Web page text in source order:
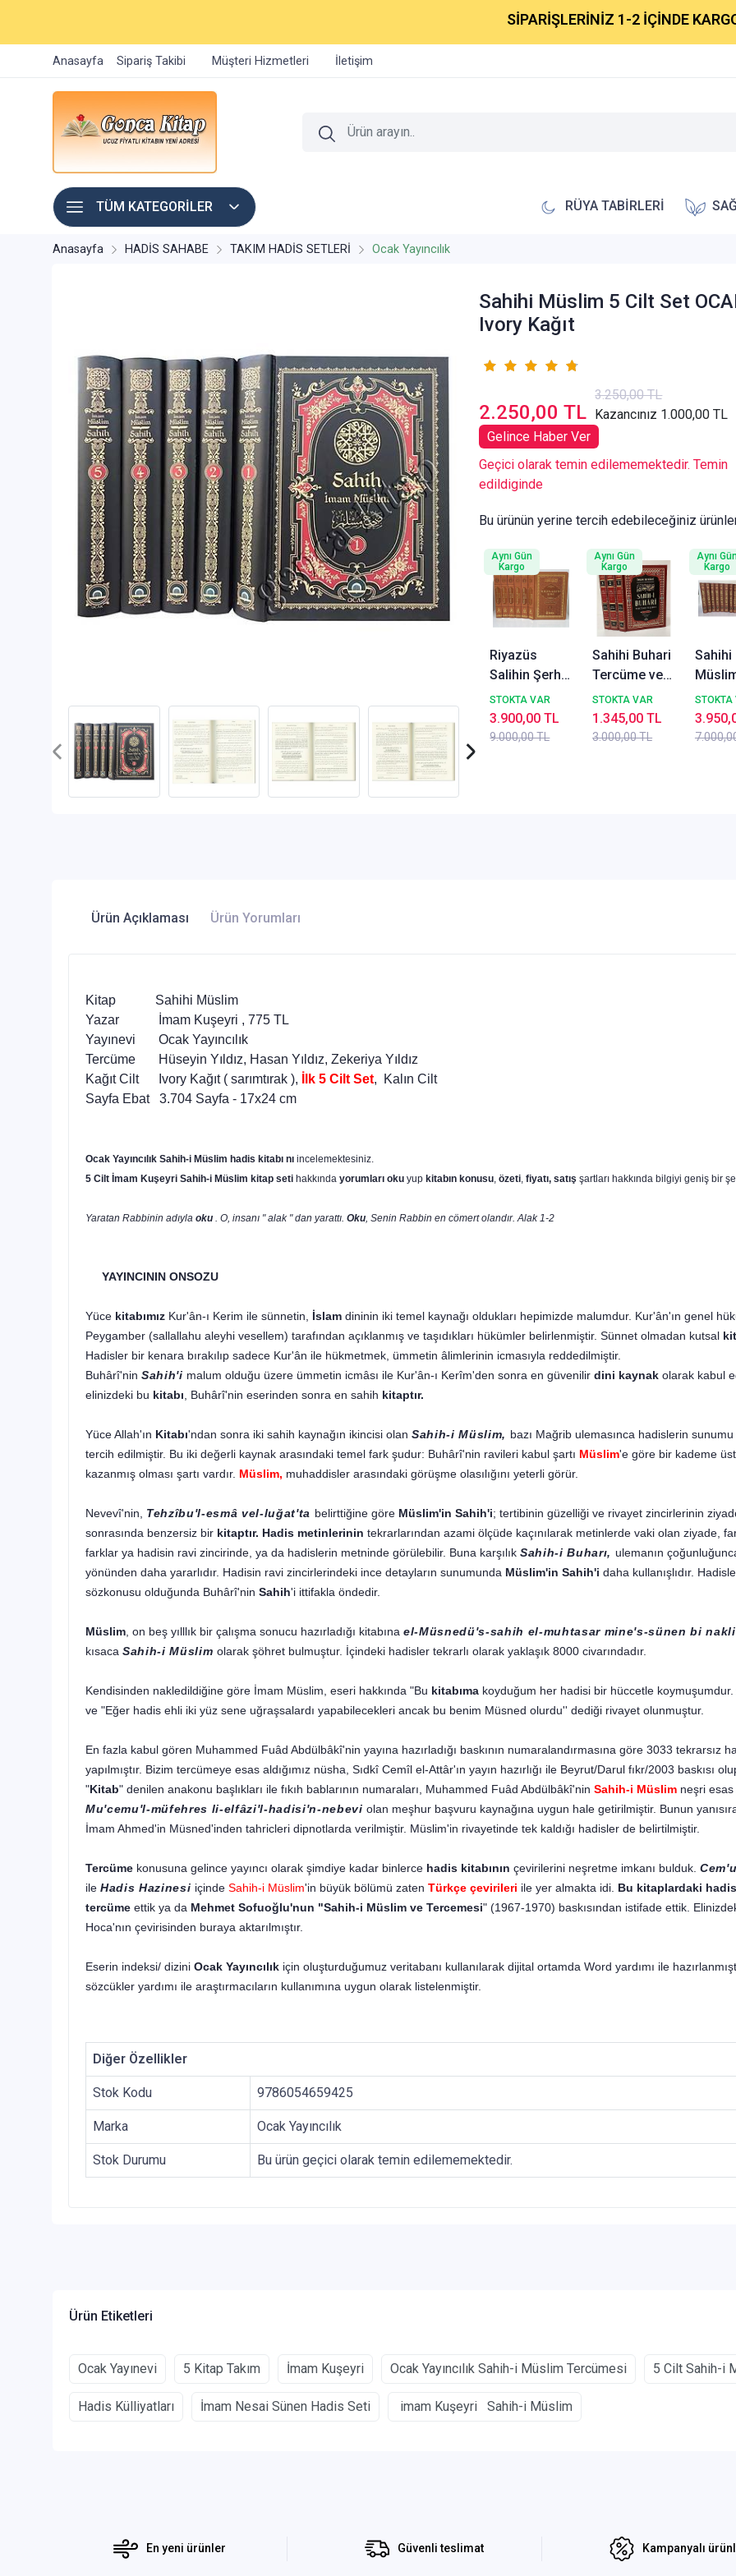
SİPARİŞLERİNİZ 1-2 İÇİNDE KARGOYA
Anasayfa Sipariş Takibi Müşteri Hizmetleri İletişim
TÜM KATEGORİLER RÜYA TABİRLERİ
Anasayfa HADİS SAHABE TAKIM HADİS SETLERİ Ocak Yayıncılık
Sahihi Müslim 5 Cilt Set
Ivory Kağıt
2.250,00 TL
3.250,00 TL
Kazancınız 1.000,00 TL
Gelince Haber Ver
Geçici olarak temin edilememektedir. Temin
edildiginde
Bu ürünün yerine tercih edebileceğiniz
Riyazüs
Salihin Şerhi
6 Cilt Takım
Termo Deri
Beka
STOKTA VAR
9.000,00 TL
3.900,00 TL
Aynı Gün
Kargo
Sahihi Buhari
Tercüme ve
Şerhi 3 Cilt
Takım Ravza
Yayınları
STOKTA VAR
3.000,00 TL
1.345,00 TL
Aynı Gün
Kargo
Sahihi
Şerhi
Takım
STOKTA
Aynı
Kargo
Ürün Açıklaması Ürün Yorumları
Kitap Sahihi Müslim
Yazar İmam Kuşeyri , 775 TL
Yayınevi Ocak Yayıncılık
Tercüme Hüseyin Yıldız, Hasan Yıldız, Zekeriya Yıldız
Kağıt Cilt Ivory Kağıt ( sarımtırak ),
İlk 5 Cilt Set, Kalın Cilt
Sayfa Ebat 3.704 Sayfa - 17x24 cm
Ocak Yayıncılık Sahih-i Müslim hadis kitabı nı incelemektesiniz.
5 Cilt İmam Kuşeyri Sahih-i Müslim kitap seti hakkında yorumları oku yup kitabın konusu, özeti, fiyatı, satış şartları hakkında bilgiyi geniş bir
Yaratan Rabbinin adıyla oku . O, insanı " alak " dan yarattı. Oku, Senin Rabbin en cömert olandır. Alak 1-2
YAYINCININ ONSOZU
Yüce kitabımız Kur'ân-ı Kerim ile sünnetin, İslam dininin iki temel kaynağı oldukları hepimizde malumdur. Kur'ân'ın genel
Peygamber (sallallahu aleyhi vesellem) tarafından açıklanmış ve taşıdıkları hükümler belirlenmiştir. Sünnet olmadan kutsal
Hadisler bir kenara bırakılıp sadece Kur'ân ile hükmetmek, ümmetin âlimlerinin icmasıyla reddedilmiştir.
Buhârî'nin Sahih'i malum olduğu üzere ümmetin icmâsı ile Kur'ân-ı Kerîm'den sonra en güvenilirdini kaynak olarak kabul
elinizdeki bu kitabı , Buhârî'nin eserinden sonra en sahih kitaptır.
Yüce Allah'ın Kitabı'ndan sonra iki sahih kaynağın ikincisi olan Sahih-i Müslim, bazı Mağrib ulemasınca hadislerin
tercih edilmiştir. Bu iki değerli kaynak arasındaki temel fark şudur: Buhârî'nin ravileri kabul şartı Müslim'e göre bir kademe
kazanmış olması şartı vardır. Müslim, muhaddisler arasındaki görüşme olasılığını yeterli görür.
Nevevî'nin, Tehzîbu'l-esmâ vel-luğat'ta belirttiğine göre Müslim'in Sahih'i; tertibinin güzelliği ve rivayet zincirlerinin
sonrasında benzersiz bir kitaptır. Hadis metinlerinin tekrarlarından azami ölçüde kaçınılarak metinlerde vaki olan ziyade,
farklar ya hadisin ravi zincirinde, ya da hadislerin metninde görülebilir. Buna karşılık Sahih-i Buharı, ulemanın
yönünden daha yararlıdır. Hadisin ravi zincirlerindeki ince detayların sunumunda Müslim'in Sahih'i daha kullanışlıdır.
sözkonusu olduğunda Buhârî'nin Sahih'i ittifakla öndedir.
Müslim , on beş yılllık bir çalışma sonucu hazırladığı kitabına el-Müsnedü's-sahih el-muhtasar mine's-sünen bi
kısaca Sahih-i Müslim olarak şöhret bulmuştur. İçindeki hadisler tekrarlı olarak yaklaşık 8000 civarındadır.
Kendisinden nakledildiğine göre İmam Müslim, eseri hakkında "Bu kitabıma koyduğum her hadisi bir hüccetle koymuşumdur.
ve "Eğer hadis ehli iki yüz sene uğraşsalardı yapabilecekleri ancak bu benim Müsned olurdu'' dediği rivayet olunmuştur.
En fazla kabul gören Muhammed Fuâd Abdülbâkî'nin yayına hazırladığı baskının numaralandırmasına göre 3033
yapılmıştır. Bizim tercümeye esas aldığımız nüsha, Sıdkî Cemîl el-Attâr'ın yayın hazırlığı ile Beyrut/Darul fıkr/2003 baskısı
"Kitab" denilen anakonu başlıkları ile fıkıh bablarının numaraları, Muhammed Fuâd Abdülbâkî'nin Sahih-i Müslim neşri
Mu'cemu'l-müfehres li-elfâzi'l-hadisi'n-nebeviolan meşhur başvuru kaynağına uygun hale getirilmiştir. Bunun
İmam Ahmed'in Müsned'inden tahricleri dipnotlarda verilmiştir. Müslim'in rivayetinde tek kaldığı hadisler de belirtilmiştir.
Tercüme konusuna gelince yayıncı olarak şimdiye kadar binlerce hadis kitabının çevirilerini neşretme imkanı bulduk.
ile Hadis Hazinesi içinde Sahih-i Müslim'in büyük bölümü zaten Türkçe çevirileri ile yer almakta idi. Bu kitaplardaki
tercüme ettik ya da Mehmet Sofuoğlu'nun "Sahih-i Müslim ve Tercemesi" (1967-1970) baskısından istifade ettik.
Hoca'nın çevirisinden buraya aktarılmıştır.
Eserin indeksi/ dizini Ocak Yayıncılık için oluşturduğumuz veritabanı kullanılarak dijital ortamda Word yardımı ile
sözcükler yardımı ile araştırmacıların kullanımına uygun olarak listelenmiştir.
Diğer Özellikler
Stok Kodu 9786054659425
Marka Ocak Yayıncılık
Stok Durumu Bu ürün geçici olarak temin edilememektedir.
Ürün Etiketleri
Ocak Yayınevi 5 Kitap Takım İmam Kuşeyri Ocak Yayıncılık Sahih-i Müslim Tercümesi 5 Cilt Sahih-i
Hadis Külliyatları İmam Nesai Sünen Hadis Seti imam Kuşeyri Sahih-i Müslim
En yeni ürünler Güvenli teslimat Kampanyalı